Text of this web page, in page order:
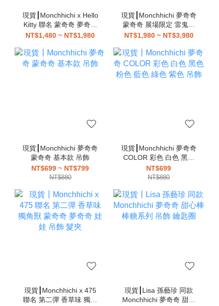
現貨┃Monchhichi x Hello
Kitty 聯名 蒙奇奇 夢奇奇
凱蒂 娃娃
NT$1,480 ~ NT$1,980
現貨┃Monchhichi 夢奇奇
蒙奇奇 展場限定 雷鬼頭
蝴蝶 娃娃 吊飾
NT$1,980 ~ NT$3,980
現貨┃Monchhichi 夢奇奇
蒙奇奇 基本款 吊飾
NT$699 ~ NT$799
NT$880
現貨┃Monchhichi 夢奇奇
COLOR 彩色 白色 黑色
粉色 藍色 綠色 紫色 吊飾
NT$699
NT$880
現貨┃Monchhichi x 475
聯名 第二彈 香草味 獨角
現貨┃Lisa 孫藝珍 同款
Monchhichi 夢奇奇 甜心